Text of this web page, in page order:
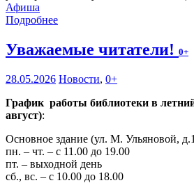
Афиша
Подробнее
Уважаемые читатели! 0+
28.05.2026 Новости, 0+
График работы библиотеки в
август):
Основное здание (ул. М. Ульяновой,
пн. – чт. – с 11.00 до 19.00
пт. – выходной день
сб., вс. – с 10.00 до 18.00